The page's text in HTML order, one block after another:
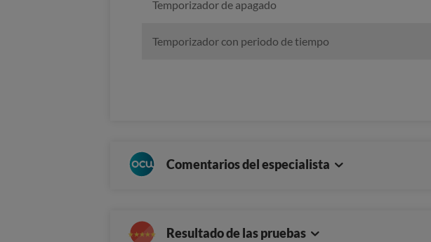
Temporizador de apagado
Temporizador con periodo de tiempo
Comentarios del especialista
Resultado de las pruebas